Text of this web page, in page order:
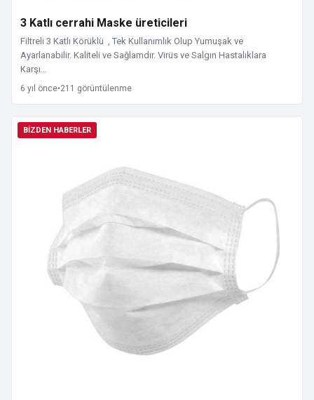
3 Katlı cerrahi Maske üreticileri
Filtreli 3 Katlı Körüklü , Tek Kullanımlık Olup Yumuşak ve
Ayarlanabilir. Kaliteli ve Sağlamdır. Virüs ve Salgın Hastalıklara
Karşı…
6 yıl önce•211 görüntülenme
BIZDEN HABERLER